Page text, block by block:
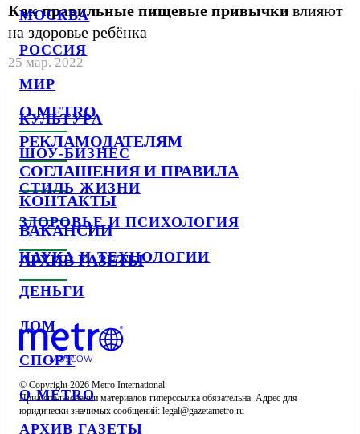
МОСКВА
РОССИЯ
МИР
КУЛЬТУРА
ШОУ-БИЗНЕС
СТИЛЬ ЖИЗНИ
ЗДОРОВЬЕ И ПСИХОЛОГИЯ
НАУКА И ТЕХНОЛОГИИ
ДЕНЬГИ
ДОМ
СПОРТ
О METRO
АРХИВ ГАЗЕТЫ
Как правильные пищевые привычки влияют
на здоровье ребёнка
25 мар. 2022
О METRO
РЕКЛАМОДАТЕЛЯМ
СОГЛАШЕНИЯ И ПРАВИЛА
КОНТАКТЫ
ВАКАНСИИ
АРХИВ ГАЗЕТЫ
© Copyright 2026 Metro International
При использовании материалов гиперссылка обязательна. Адрес для
юридически значимых сообщений: